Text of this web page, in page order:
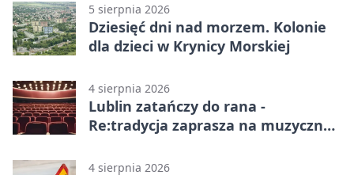
5 sierpnia 2026
Dziesięć dni nad morzem. Kolonie
dla dzieci w Krynicy Morskiej
4 sierpnia 2026
Lublin zatańczy do rana -
Re:tradycja zaprasza na muzyczną
4 sierpnia 2026